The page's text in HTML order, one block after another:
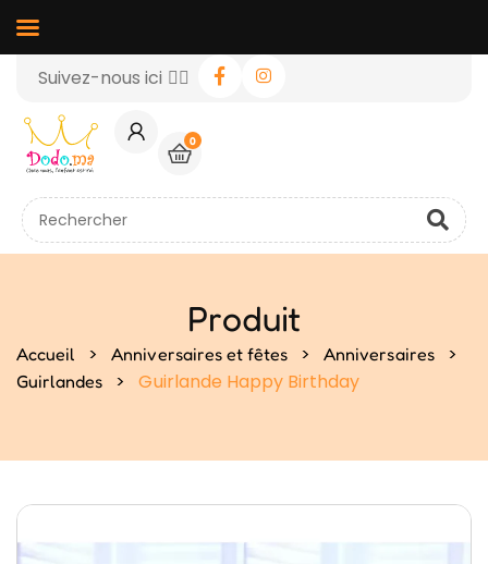
Suivez-nous ici 👉🏻
0
Produit
Accueil > Anniversaires et fêtes > Anniversaires >
Guirlandes > Guirlande Happy Birthday